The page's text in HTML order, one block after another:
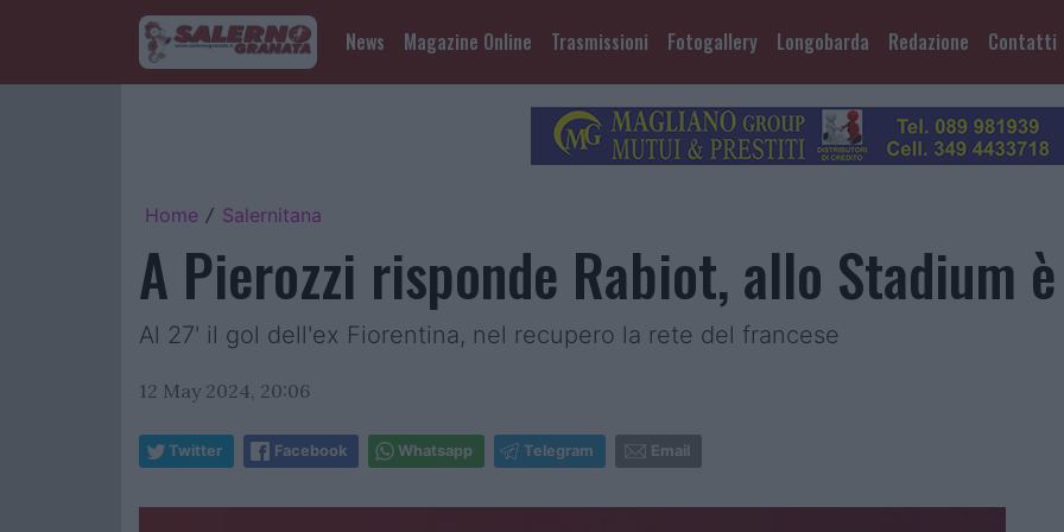
News Magazine Online Trasmissioni Fotogallery Longobarda Redazione Contatti
Home / Salernitana
A Pierozzi risponde Rabiot, allo Stadium
Al 27' il gol dell'ex Fiorentina, nel recupero la rete del francese
12 May 2024, 20:06
Twitter Facebook Whatsapp Telegram Email